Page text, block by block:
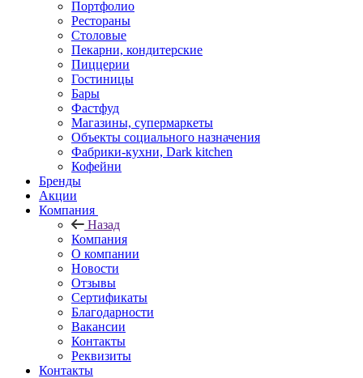
Портфолио
Рестораны
Столовые
Пекарни, кондитерские
Пиццерии
Гостиницы
Бары
Фастфуд
Магазины, супермаркеты
Объекты социального назначения
Фабрики-кухни, Dark kitchen
Кофейни
Бренды
Акции
Компания
Назад
Компания
О компании
Новости
Отзывы
Сертификаты
Благодарности
Вакансии
Контакты
Реквизиты
Контакты